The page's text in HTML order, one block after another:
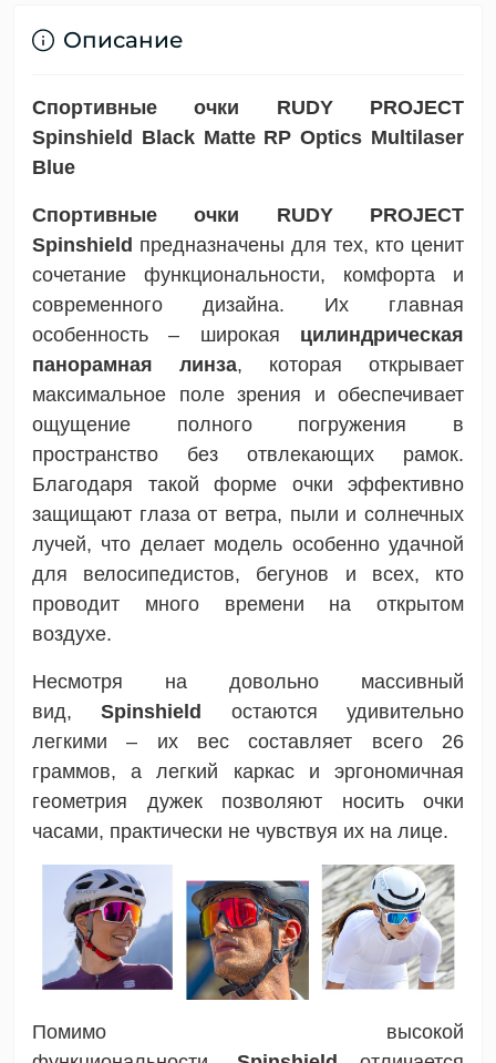
Описание
Спортивные очки RUDY PROJECT
Spinshield Black Matte RP Optics Multilaser
Blue
Спортивные очки RUDY PROJECT
Spinshield предназначены для тех, кто ценит
сочетание функциональности, комфорта и
современного дизайна. Их главная
особенность – широкая
цилиндрическая
панорамная линза, которая открывает
максимальное поле зрения и обеспечивает
ощущение полного погружения в
пространство без отвлекающих рамок.
Благодаря такой форме очки эффективно
защищают глаза от ветра, пыли и солнечных
лучей, что делает модель особенно удачной
для велосипедистов, бегунов и всех, кто
проводит много времени на открытом
воздухе.
Несмотря на довольно массивный
вид,
Spinshield
остаются удивительно
легкими – их вес составляет всего 26
граммов, а легкий каркас и эргономичная
геометрия дужек позволяют носить очки
часами, практически не чувствуя их на лице.
Помимо высокой